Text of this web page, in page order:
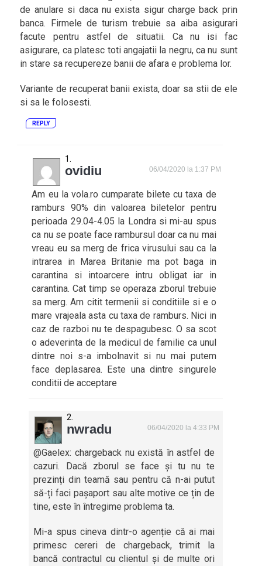
de anulare si daca nu exista sigur charge back prin
banca. Firmele de turism trebuie sa aiba asigurari
facute pentru astfel de situatii. Ca nu isi fac
asigurare, ca platesc toti angajatii la negru, ca nu sunt
in stare sa recupereze banii de afara e problema lor.
Variante de recuperat banii exista, doar sa stii de ele
si sa le folosesti.
REPLY
ovidiu 06/04/2020 la 1:37 PM
Am eu la vola.ro cumparate bilete cu taxa de
ramburs 90% din valoarea biletelor pentru
perioada 29.04-4.05 la Londra si mi-au spus
ca nu se poate face rambursul doar ca nu mai
vreau eu sa merg de frica virusului sau ca la
intrarea in Marea Britanie ma pot baga in
carantina si intoarcere intru obligat iar in
carantina. Cat timp se operaza zborul trebuie
sa merg. Am citit termenii si conditiile si e o
mare vrajeala asta cu taxa de ramburs. Nici in
caz de razboi nu te despagubesc. O sa scot
o adeverinta de la medicul de familie ca unul
dintre noi s-a imbolnavit si nu mai putem
face deplasarea. Este una dintre singurele
conditii de acceptare
nwradu 06/04/2020 la 4:33 PM
@Gaelex: chargeback nu există în astfel de
cazuri. Dacă zborul se face și tu nu te
prezinți din teamă sau pentru că n-ai putut
să-ți faci pașaport sau alte motive ce țin de
tine, este în întregime problema ta.
Mi-a spus cineva dintr-o agenție că ai mai
primesc cereri de chargeback, trimit la
bancă contractul cu clientul și de multe ori